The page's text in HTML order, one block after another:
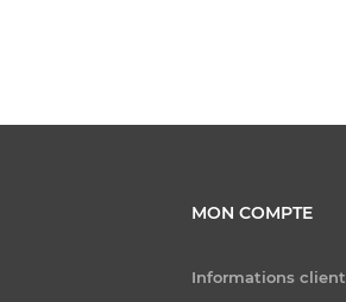
MON COMPTE
Informations client